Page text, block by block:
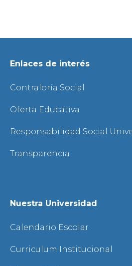
Enlaces de interés
Contraloría Social
Oferta Educativa
Responsabilidad Social
Transparencia
Nuestra Universidad
Calendario Escolar
Curriculum Institucional